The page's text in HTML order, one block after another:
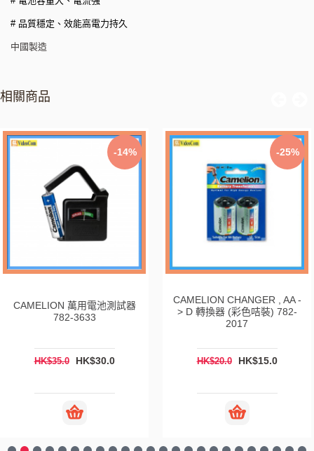
# 品質穩定、效能高電力持久
中國製造
相關商品
-14%
CAMELION 萬用電池測試器
782-3633
HK$35.0 HK$30.0
-25%
CAMELION CHANGER , AA -
> D 轉換器 (彩色咭裝) 782-
2017
HK$20.0 HK$15.0